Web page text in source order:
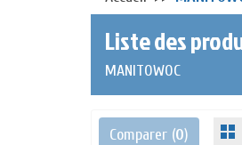
Liste des
MANITOWOC
Comparer (0)